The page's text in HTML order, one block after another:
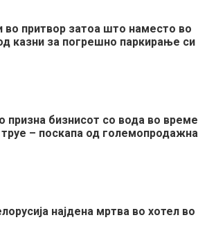
притвор затоа што наместо во
казни за погрешно паркирање си
бизнисот со вода во време
труе – поскапа од големопродажна
најдена мртва во хотел во